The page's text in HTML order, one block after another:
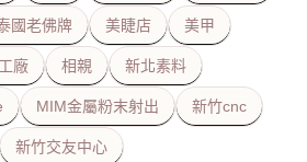
國老佛牌 美睫店 美甲
廠 相親 新北素料
MIM金屬粉末射出 新竹cnc
新竹交友中心